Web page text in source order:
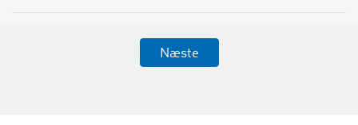
Næste